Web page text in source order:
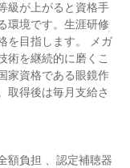
級が上がると資格手
環境です。生涯研修
を目指します。 メガ
術を継続的に磨くこ
家資格である眼鏡作
取得後は毎月支給さ
額負担 、認定補聴器